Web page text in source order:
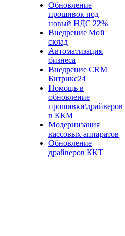
Обновление
прошивок под
новый НДС 22%
Внедрение Мой
склад
Автоматизация
бизнеса
Внедрение CRM
Битрикс24
Помощь в
обновление
прошивки\драйверов
в ККМ
Модернизация
кассовых аппаратов
Обновление
драйверов ККТ